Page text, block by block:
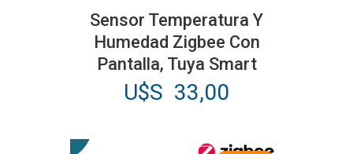
Sensor Temperatura Y
Humedad Zigbee Con
Pantalla, Tuya Smart
U$S 33,00